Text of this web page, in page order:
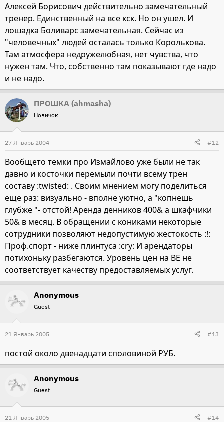
Алексей Борисович действительно замечательный
тренер. Единственный на все кск. Но он ушел. И
лошадка Боливарс замечательная. Сейчас из
"человечных" людей осталась только Королькова.
Там атмосфера недружелюбная, нет чувства, что
нужен там. Что, собственно там показывают где надо
и не надо.
ПРОШКА (ahmasha)
Новичок
27 Январь 2004 #12
Вообщето темки про Измайлово уже были не так
давно и косточки перемыли почти всему трен
составу :twisted: . Своим мнением могу поделиться
еще раз: визуально - вполне уютно, а "копнешь
глубже "- отстой! Аренда денников 400& а шкафчики
50& в месяц. В обращении с кониками некоторые
сотрудники позволяют недопустимую жестокость :!:
Проф.спорт - ниже плинтуса :cry: И арендаторы
потихоньку разбегаются. Уровень цен на ВЕ не
соответствует качеству предоставляемых услуг.
Anonymous
Guest
21 Январь 2005 #13
постой около двенадцати споловиной РУБ.
Anonymous
Guest
21 Январь 2005 #14